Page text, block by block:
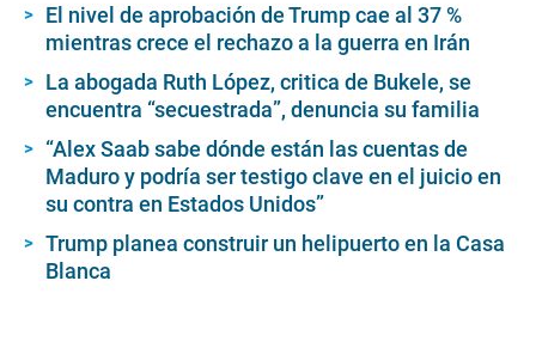
El nivel de aprobación de Trump cae al 37 %
mientras crece el rechazo a la guerra en Irán
La abogada Ruth López, critica de Bukele, se
encuentra “secuestrada”, denuncia su familia
“Alex Saab sabe dónde están las cuentas de
Maduro y podría ser testigo clave en el juicio en
su contra en Estados Unidos”
Trump planea construir un helipuerto en la Casa
Blanca